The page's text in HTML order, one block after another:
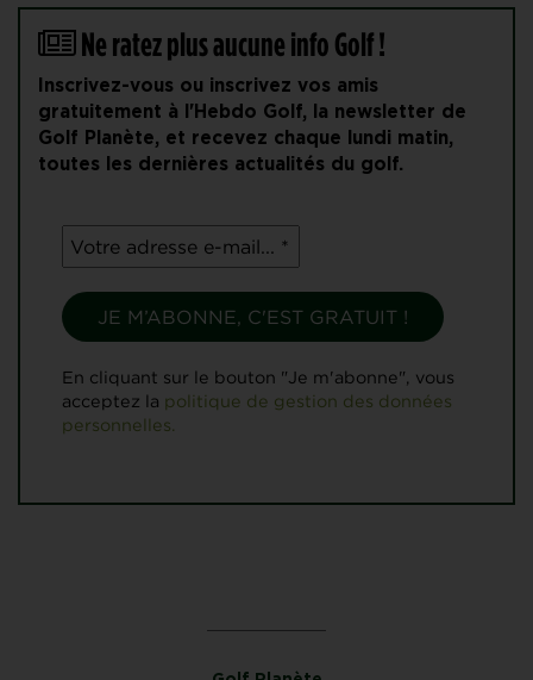
Ne ratez plus aucune info Golf !
Inscrivez-vous ou inscrivez vos amis
gratuitement à l'Hebdo Golf, la newsletter de
Golf Planète, et recevez chaque lundi matin,
toutes les dernières actualités du golf.
En cliquant sur le bouton "Je m'abonne", vous
acceptez la politique de gestion des données
personnelles.